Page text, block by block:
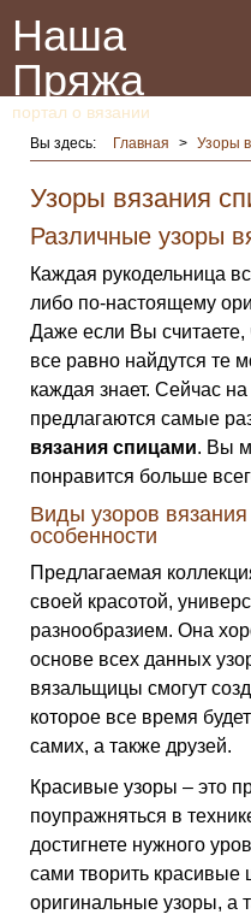
Наша
Пряжа
портал о вязании
Вы здесь: Главная > Узоры
Узоры вязания
Различные узоры
Каждая рукодельница
либо по-настоящему
Даже если Вы считаете,
все равно найдутся те
каждая знает. Сейчас
предлагаются самые
вязания спицами. Вы
понравится больше
Виды узоров
особенности
Предлагаемая
своей красотой,
разнообразием. Она
основе всех данных
вязальщицы смогут
которое все время
самих, а также друзей.
Красивые узоры – это
поупражняться в
достигнете нужного
сами творить
оригинальные узоры, а